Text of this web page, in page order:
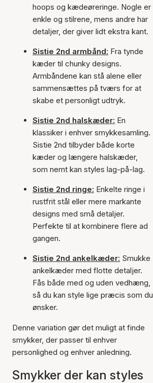
hoops og kædeøreringe. Nogle er
enkle og stilrene, mens andre har
detaljer, der giver lidt ekstra kant.
Sistie 2nd armbånd: Fra tynde
kæder til chunky designs.
Armbåndene kan stå alene eller
sammensættes på tværs for at
skabe et personligt udtryk.
Sistie 2nd halskæder: En
klassiker i enhver smykkesamling.
Sistie 2nd tilbyder både korte
kæder og længere halskæder,
som nemt kan styles lag-på-lag.
Sistie 2nd ringe: Enkelte ringe i
rustfrit stål eller mere markante
designs med små detaljer.
Perfekte til at kombinere flere ad
gangen.
Sistie 2nd ankelkæder: Smukke
ankelkæder med flotte detaljer.
Fås både med og uden vedhæng,
så du kan style lige præcis som du
ønsker.
Denne variation gør det muligt at finde
smykker, der passer til enhver
personlighed og enhver anledning.
Smykker der kan styles